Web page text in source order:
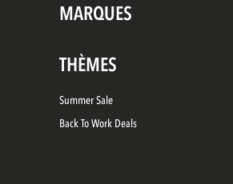
MARQUES
THÈMES
Summer Sale
Back To Work Deals